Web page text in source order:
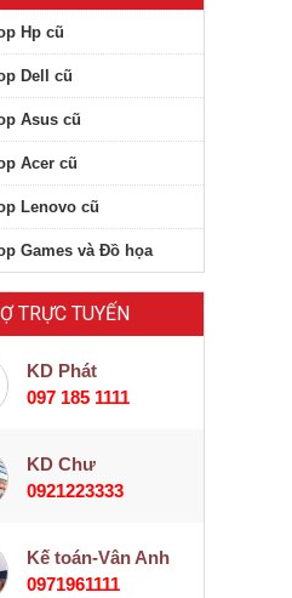
Hp cũ
Dell cũ
Asus cũ
Acer cũ
Lenovo cũ
Games và Đồ họa
TRỰC TUYẾN
KD Phát
097 185 1111
KD Chư
0921223333
Kế toán-Vân Anh
0971961111